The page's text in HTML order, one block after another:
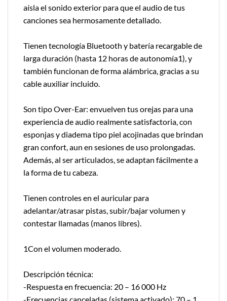
aísla el sonido exterior para que el audio de tus
canciones sea hermosamente detallado.
Tienen tecnología Bluetooth y batería recargable de
larga duración (hasta 12 horas de autonomía1), y
también funcionan de forma alámbrica, gracias a su
cable auxiliar incluido.
Son tipo Over-Ear: envuelven tus orejas para una
experiencia de audio realmente satisfactoria, con
esponjas y diadema tipo piel acojinadas que brindan
gran confort, aun en sesiones de uso prolongadas.
Además, al ser articulados, se adaptan fácilmente a
la forma de tu cabeza.
Tienen controles en el auricular para
adelantar/atrasar pistas, subir/bajar volumen y
contestar llamadas (manos libres).
1Con el volumen moderado.
Descripción técnica:
-Respuesta en frecuencia: 20 – 16 000 Hz
-Frecuencias canceladas (sistema activado): 70 – 1